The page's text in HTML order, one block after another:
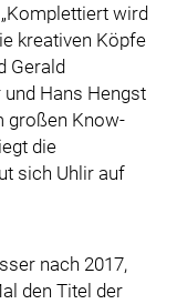
wird
kreativen Köpfe
Gerald
Hans Hengst
großen Know-
die
sich Uhlir auf
nach 2017,
den Titel der